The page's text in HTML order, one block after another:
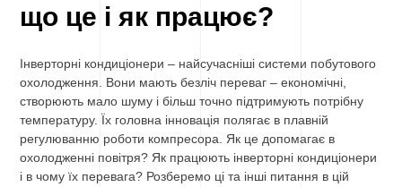
що це і як працює?
Інверторні кондиціонери – найсучасніші системи побутового
охолодження. Вони мають безліч переваг – економічні,
створюють мало шуму і більш точно підтримують потрібну
температуру. Їх головна інновація полягає в плавній
регулюванню роботи компресора. Як це допомагає в
охолодженні повітря? Як працюють інверторні кондиціонери
і в чому їх перевага? Розберемо ці та інші питання в цій